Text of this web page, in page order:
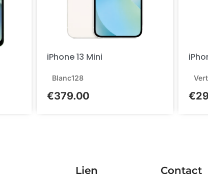
iPhone 13 Mini
Blanc128
€379.00
Vert
€
Lien Contact